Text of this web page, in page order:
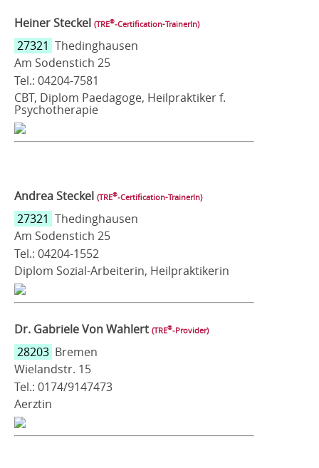
Heiner Steckel (TRE®‑Certification-TrainerIn)
27321 Thedinghausen
Am Sodenstich 25
Tel.: 04204-7581
CBT, Diplom Paedagoge, Heilpraktiker f.
Psychotherapie
Andrea Steckel (TRE®‑Certification-TrainerIn)
27321 Thedinghausen
Am Sodenstich 25
Tel.: 04204-1552
Diplom Sozial-Arbeiterin, Heilpraktikerin
Dr. Gabriele Von Wahlert (TRE®‑Provider)
28203 Bremen
Wielandstr. 15
Tel.: 0174/9147473
Aerztin